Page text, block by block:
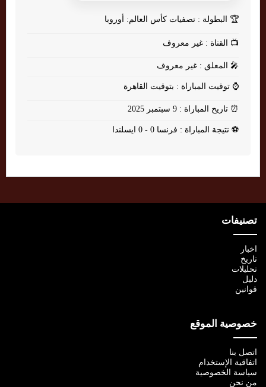
🏆 البطولة : تصفيات كأس العالم: أوروبا
📺 القناة : غير معروف
🎤 المعلق : غير معروف
⌚ توقيت المباراة : بتوقيت القاهرة
⏰ تاريخ المباراة : 9 سبتمبر 2025
⚽ نتيجة المباراة : فرنسا 0 - 0 ايسلندا
تصنيفات
اخبار
تاريخ
تحليلات
دليل
قوانين
خصوصية الموقع
اتصل بنا
اتفاقية الإستخدام
سياسة الخصوصية
من نحن